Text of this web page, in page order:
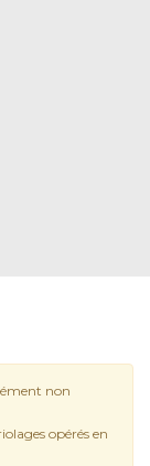
non
opérés en